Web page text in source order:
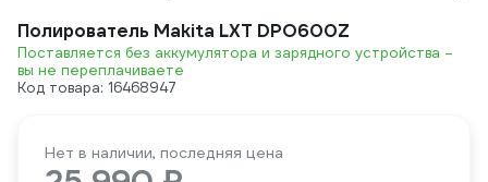
Полирователь Makita LXT DPO600Z
Поставляется без аккумулятора и зарядного устройства –
вы не переплачиваете
Код товара: 16468947
Нет в наличии, последняя цена